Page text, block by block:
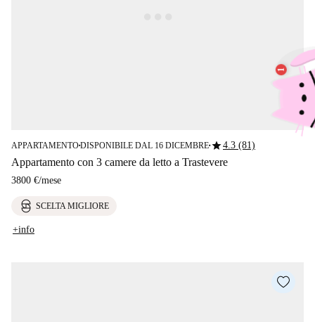
APPARTAMENTO■DISPONIBILE DAL 16 DICEMBRE■star4.3 (81)
Appartamento con 3 camere da letto a Trastevere
3800 €/mese
SCELTA MIGLIORE
+info